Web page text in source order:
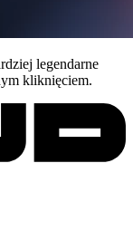
legendarne
kliknięciem.